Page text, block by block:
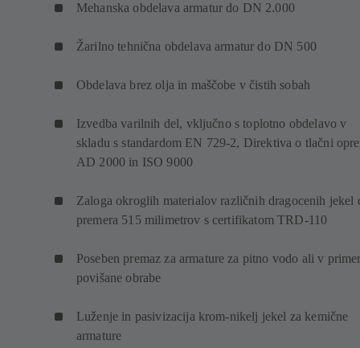
Mehanska obdelava armatur do DN 2.000
Žarilno tehnična obdelava armatur do DN 500
Obdelava brez olja in maščobe v čistih sobah
Izvedba varilnih del, vključno s toplotno obdelavo v
skladu s standardom EN 729-2, Direktiva o tlačni
AD 2000 in ISO 9000
Zaloga okroglih materialov različnih dragocenih jekel
premera 515 milimetrov s certifikatom TRD-110
Poseben premaz za armature za pitno vodo ali v
povišane obrabe
Luženje in pasivizacija krom-nikelj jekel za kemične
armature